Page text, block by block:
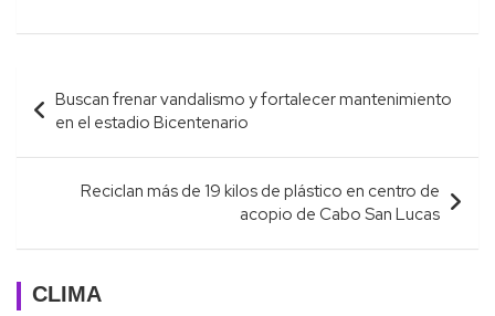
Navegación
de
entradas
Buscan frenar vandalismo y fortalecer mantenimiento
en el estadio Bicentenario
Reciclan más de 19 kilos de plástico en centro de
acopio de Cabo San Lucas
CLIMA